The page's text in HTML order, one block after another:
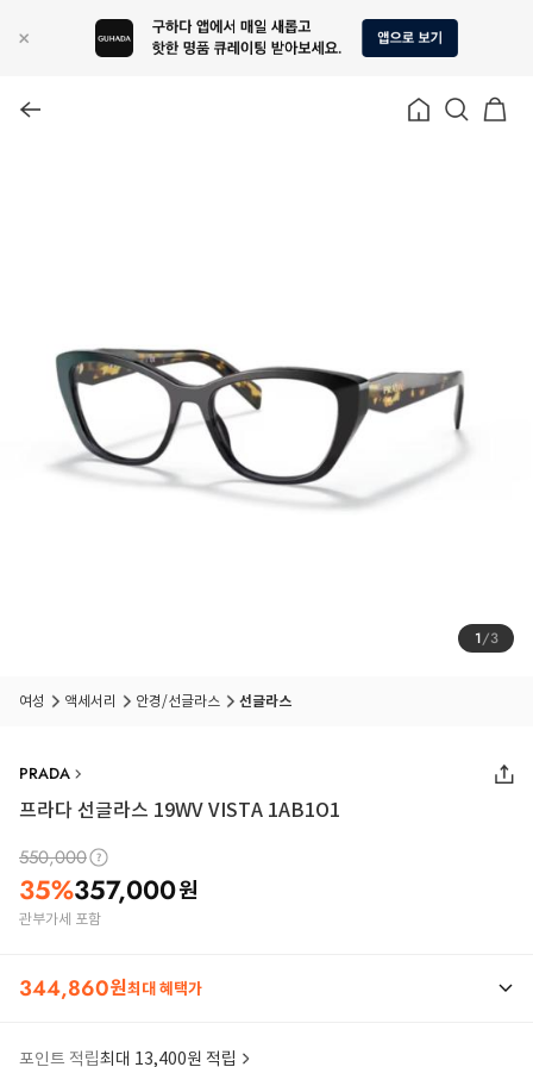
1/3
여성 액세서리 안경/선글라스 선글라스
PRADA
프라다 선글라스 19WV VISTA 1AB1O1
550,000
35%357,000원
관부가세 포함
344,860원최대 혜택가
포인트 적립최대 13,400원 적립